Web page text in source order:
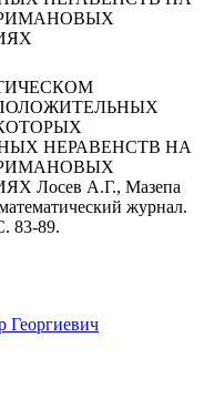
НЕРАВЕНСТВ НА
Лосев А.Г., Мазепа
журнал.
83-89.
Георгиевич